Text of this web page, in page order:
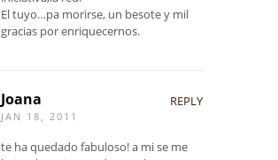
El tuyo…pa morirse, un besote y mil
gracias por enriquecernos.
Joana
JAN 18, 2011
REPLY
te ha quedado fabuloso! a mi se me